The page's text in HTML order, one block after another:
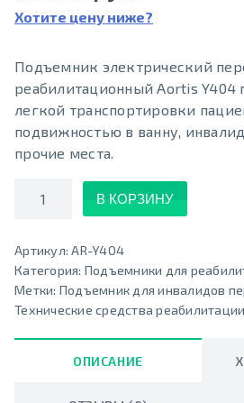
Хотите цену ниже?
Подъемник электрический
реабилитационный Aortis Y404
легкой транспортировки
подвижностью в ванну,
прочие места.
Количество
В КОРЗИНУ
Артикул:AR-Y404
Категория: Подъемники для
Метки: Подъемник для инвалидов
Технические средства реабилитации
ОПИСАНИЕ